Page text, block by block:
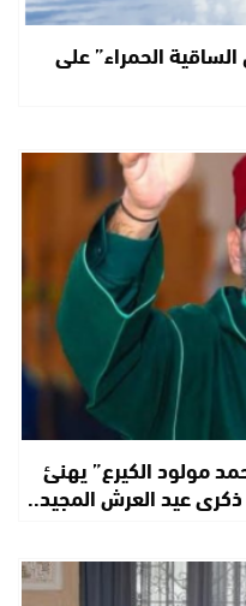
الحمراء” على
مولود الكيرع” يهنئ
عيد العرش المجيد..